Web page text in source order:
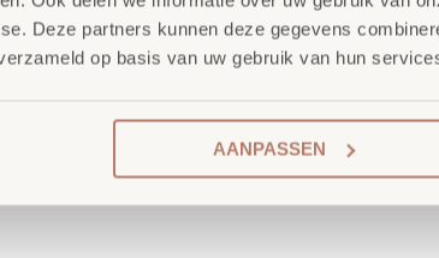
Deze partners kunnen deze gegevens
op basis van uw gebruik van hun
AANPASSEN